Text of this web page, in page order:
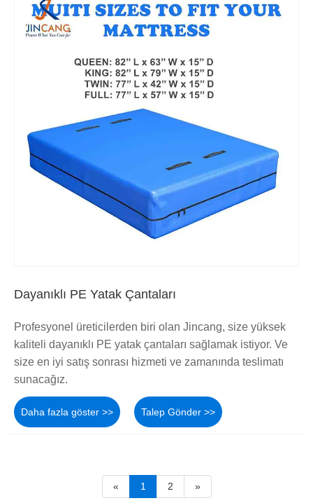
Dayanıklı PE Yatak Çantaları
Profesyonel üreticilerden biri olan Jincang, size yüksek
kaliteli dayanıklı PE yatak çantaları sağlamak istiyor. Ve
size en iyi satış sonrası hizmeti ve zamanında teslimatı
sunacağız.
Daha fazla göster >> Talep Gönder >>
« 1 2 »